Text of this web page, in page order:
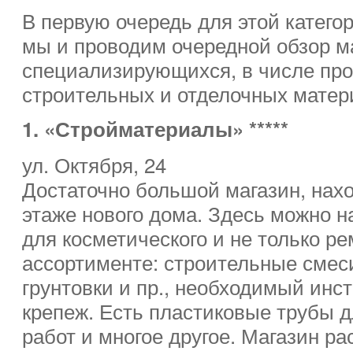
В первую очередь для этой
мы и проводим очередной обзор
специализирующихся, в числе
строительных и отделочных
1. «Стройматериалы» *****
ул. Октября, 24
Достаточно большой магазин,
этаже нового дома. Здесь можно
для косметического и не только
ассортименте: строительные
грунтовки и пр., необходимый
крепеж. Есть пластиковые трубы
работ и многое другое. Магазин